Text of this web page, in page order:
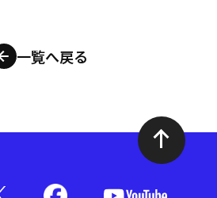
一覧へ戻る